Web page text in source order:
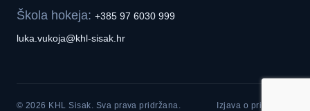
Škola hokeja: +385 97 6030 999
luka.vukoja@khl-sisak.hr
© 2026 KHL Sisak. Sva prava pridržana. Izjava o privatnosti